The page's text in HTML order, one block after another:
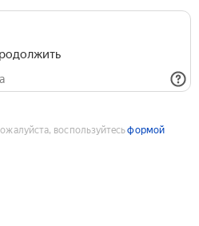
воспользуйтесьформой